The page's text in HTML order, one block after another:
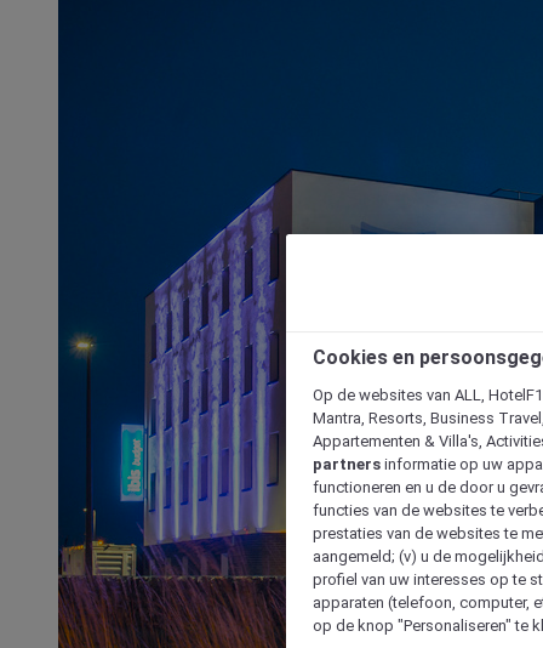
Cookies en
Op de websites van ALL,
Mantra, Resorts, Business
Appartementen & Villa's,
partners informatie op uw
functioneren en u de door u
functies van de websites te
prestaties van de websites te
aangemeld; (v) u de
profiel van uw interesses op te
apparaten (telefoon, computer,
op de knop "Personaliseren" te